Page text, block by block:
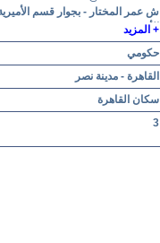
ش عمر المختار - بجوار قسم
الأميرية
هاتف : 01006218005
هاتف : 01055383117
هاتف : 01144499303
هاتف : 01275757425
هاتف : 22846433
هاتف : 2286430
+ المزيد
حكومي
القاهرة - مدينة نصر
سكان القاهرة
3